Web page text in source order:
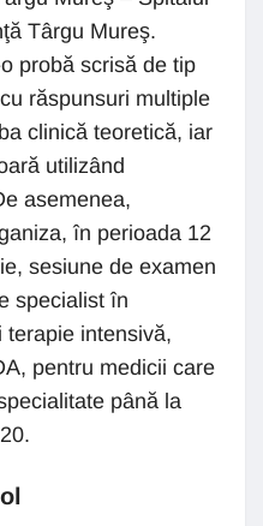
Târgu Mureş.
probă scrisă de tip
răspunsuri multiple
clinică teoretică, iar
utilizând
asemenea,
în perioada 12
sesiune de examen
specialist în
terapie intensivă,
pentru medicii care
până la